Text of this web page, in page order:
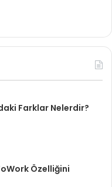
Farklar Nelerdir?
Özelliğini